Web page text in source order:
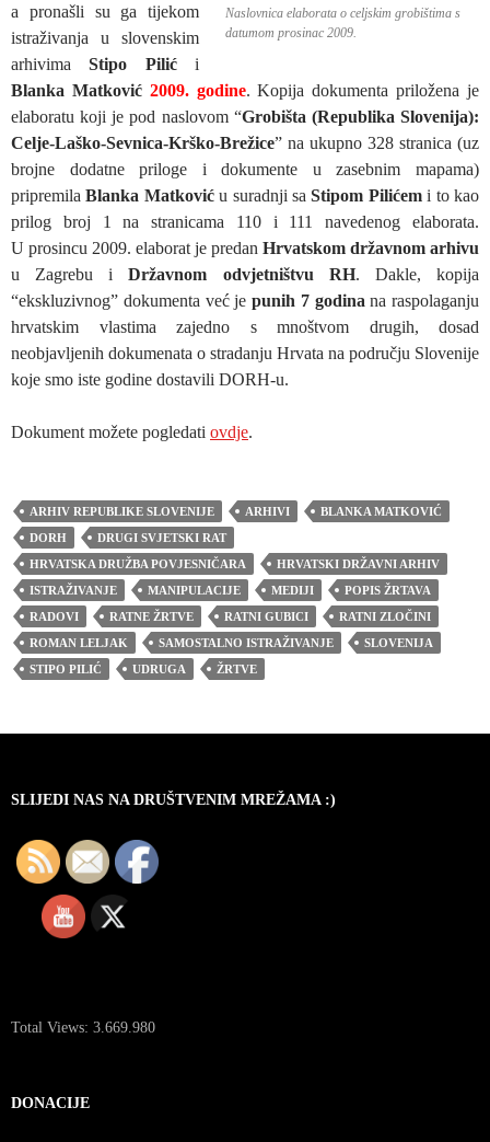
Naslovnica elaborata o celjskim grobištima s
datumom prosinac 2009.
a pronašli su ga tijekom
istraživanja u slovenskim
arhivimaStipo Pilići
Blanka Matković 2009. godine. Kopija dokumenta priložena je
elaboratu koji je pod naslovom “Grobišta (Republika Slovenija):
Celje-Laško-Sevnica-Krško-Brežice” na ukupno 328 stranica (uz
brojne dodatne priloge i dokumente u zasebnim mapama)
pripremilaBlanka Matkoviću suradnji saStipom Pilićemi to kao
prilog broj 1 na stranicama 110 i 111 navedenog elaborata.
U prosincu 2009. elaborat je predan Hrvatskom državnom arhivu
u Zagrebu iDržavnom odvjetništvu RH. Dakle, kopija
“ekskluzivnog” dokumenta već je punih 7 godina na raspolaganju
hrvatskim vlastima zajedno s mnoštvom drugih, dosad
neobjavljenih dokumenata o stradanju Hrvata na području Slovenije
koje smo iste godine dostavili DORH-u.
Dokument možete pogledati ovdje.
ARHIV REPUBLIKE SLOVENIJE ARHIVI
BLANKA MATKOVIĆ
DORH
DRUGI SVJETSKI RAT
HRVATSKA DRUŽBA POVJESNIČARA
HRVATSKI DRŽAVNI ARHIV
ISTRAŽIVANJE
MANIPULACIJE MEDIJI
POPIS ŽRTAVA
RADOVI
RATNE ŽRTVE RATNI GUBICI
RATNI ZLOČINI
ROMAN LELJAK
SAMOSTALNO ISTRAŽIVANJE
SLOVENIJA
STIPO PILIĆ
UDRUGA ŽRTVE
SLIJEDI NAS NA DRUŠTVENIM MREŽAMA :)
Total Views: 3.669.980
DONACIJE